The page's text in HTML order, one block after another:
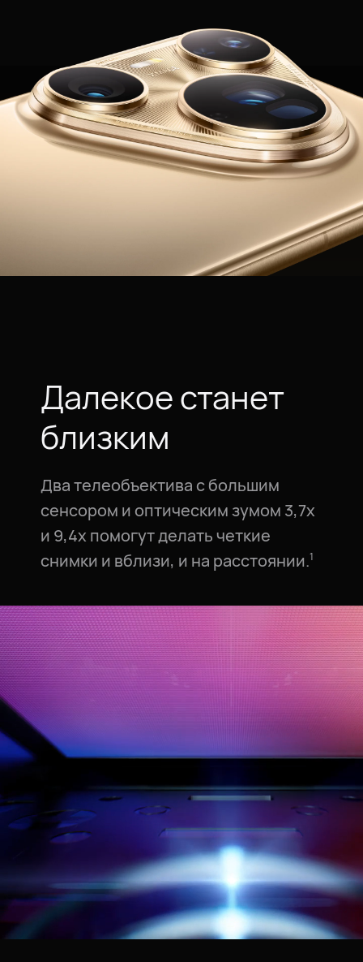
Далекое станет
близким
Два телеобъектива с большим
сенсором и оптическим зумом 3,7x
и 9,4x помогут делать четкие
снимки и вблизи, и на расстоянии.⁠1